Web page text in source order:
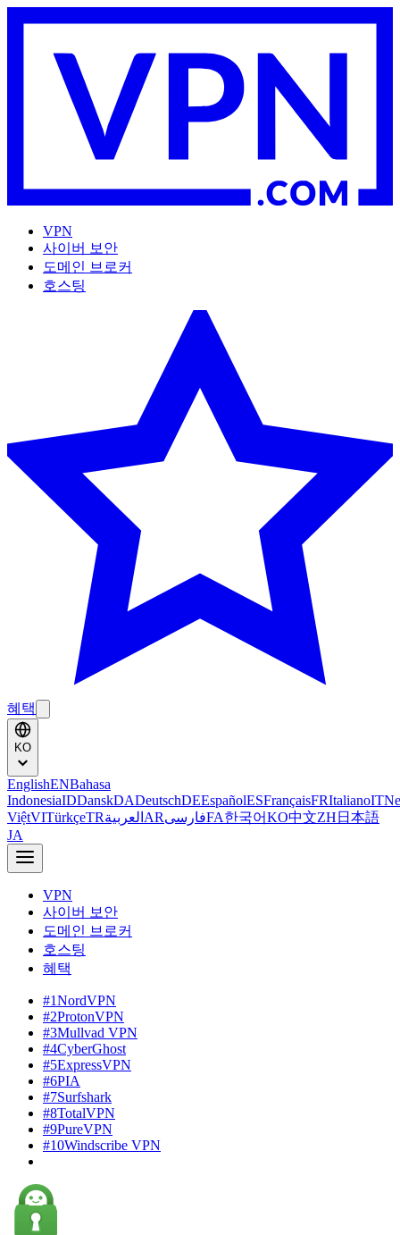
VPN
사이버 보안
도메인 브로커
호스팅
혜택
KO
EnglishENBahasa
IndonesiaIDDanskDADeutschDEEspañolESFrançaisFRItalianoIT
ViệtVITürkçeTRالعربية ARفارسیFA한국어KO中文ZH 日本語
JA
VPN
사이버 보안
도메인 브로커
호스팅
혜택
#1NordVPN
#2ProtonVPN
#3Mullvad VPN
#4CyberGhost
#5ExpressVPN
#6PIA
#7Surfshark
#8TotalVPN
#9PureVPN
#10Windscribe VPN